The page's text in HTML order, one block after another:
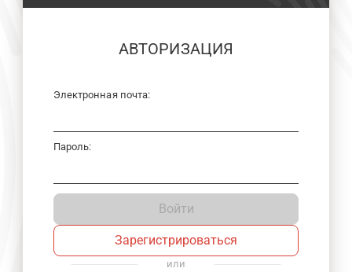
АВТОРИЗАЦИЯ
Электронная почта:
Пароль:
Войти
Зарегистрироваться
или